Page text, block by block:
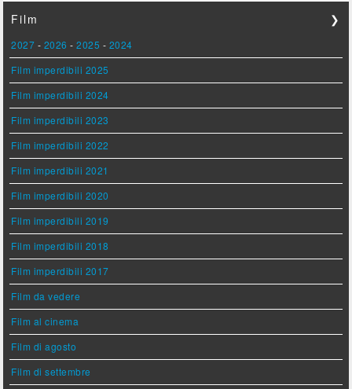
Film
❯
2027 - 2026 -2025 - 2024
Film imperdibili 2025
Film imperdibili 2024
Film imperdibili 2023
Film imperdibili 2022
Film imperdibili 2021
Film imperdibili 2020
Film imperdibili 2019
Film imperdibili 2018
Film imperdibili 2017
Film da vedere
Film al cinema
Film di agosto
Film di settembre